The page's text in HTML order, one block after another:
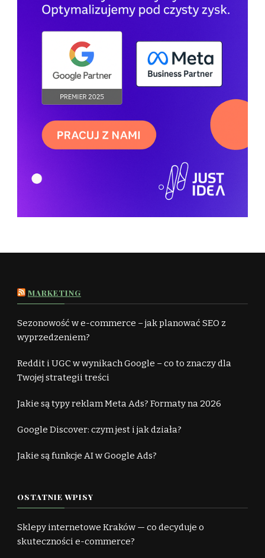
MARKETING
Sezonowość w e-commerce – jak planować SEO z
wyprzedzeniem?
Reddit i UGC w wynikach Google – co to znaczy dla
Twojej strategii treści
Jakie są typy reklam Meta Ads? Formaty na 2026
Google Discover: czym jest i jak działa?
Jakie są funkcje AI w Google Ads?
OSTATNIE WPISY
Sklepy internetowe Kraków — co decyduje o
skuteczności e-commerce?